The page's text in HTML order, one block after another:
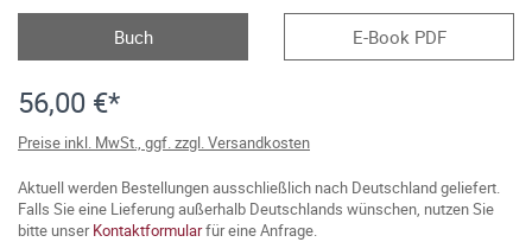
Buch E-Book PDF
56,00 €*
Preise inkl. MwSt., ggf. zzgl. Versandkosten
Aktuell werden Bestellungen ausschließlich nach Deutschland geliefert.
Falls Sie eine Lieferung außerhalb Deutschlands wünschen, nutzen Sie
bitte unserKontaktformularfür eine Anfrage.